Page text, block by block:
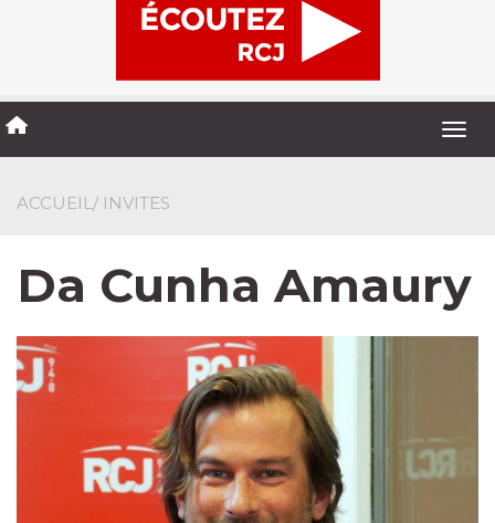
ACCUEIL/ INVITES
Da Cunha Amaury